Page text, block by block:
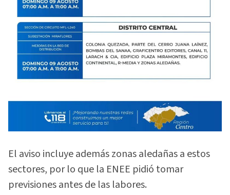
El aviso incluye además zonas aledañas a estos
sectores, por lo que la ENEE pidió tomar
previsiones antes de las labores.